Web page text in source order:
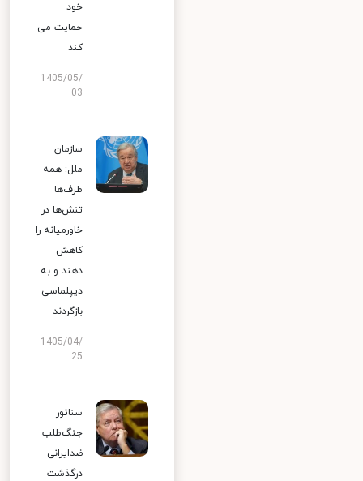
خود
حمایت می
کند
1405/05/
03
سازمان
ملل: همه
طرف‌ها
تنش‌ها در
خاورمیانه را
کاهش
دهند و به
دیپلماسی
بازگردند
1405/04/
25
سناتور
جنگ‌طلب
ضدایرانی
درگذشت